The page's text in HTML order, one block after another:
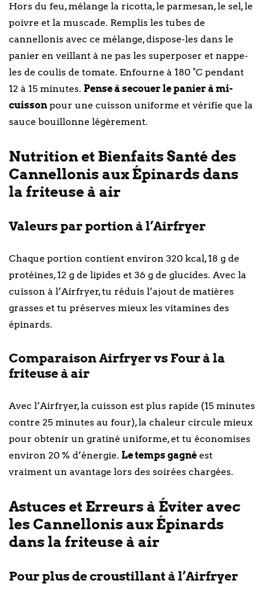
Hors du feu, mélange la ricotta, le parmesan, le sel, le
poivre et la muscade. Remplis les tubes de
cannellonis avec ce mélange, dispose-les dans le
panier en veillant à ne pas les superposer et nappe-
les de coulis de tomate. Enfourne à 180 °C pendant
12 à 15 minutes. Pense à secouer le panier à mi-
cuisson pour une cuisson uniforme et vérifie que la
sauce bouillonne légèrement.
Nutrition et Bienfaits Santé des
Cannellonis aux Épinards dans
la friteuse à air
Valeurs par portion à l’Airfryer
Chaque portion contient environ 320 kcal, 18 g de
protéines, 12 g de lipides et 36 g de glucides. Avec la
cuisson à l’Airfryer, tu réduis l’ajout de matières
grasses et tu préserves mieux les vitamines des
épinards.
Comparaison Airfryer vs Four à la
friteuse à air
Avec l’Airfryer, la cuisson est plus rapide (15 minutes
contre 25 minutes au four), la chaleur circule mieux
pour obtenir un gratiné uniforme, et tu économises
environ 20 % d’énergie. Le temps gagné est
vraiment un avantage lors des soirées chargées.
Astuces et Erreurs à Éviter avec
les Cannellonis aux Épinards
dans la friteuse à air
Pour plus de croustillant à l’Airfryer